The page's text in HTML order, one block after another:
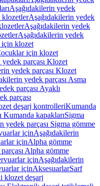
Aşağıdakilerin yedek
Aşağıdakilerin yedek
Aşağıdakilerin yedek
Aşağıdakilerin yedek
klozet
için klozet
parçası Klozet
yedek parçası Klozet
yedek parçası Asma
parçası Ayaklı
parçası
deşarj kontrolleriKumanda
Kumanda kapaklarıSigma
yedek parçası Sigma gömme
içinAşağıdakilerin
içinAlpha gömme
Alpha gömme
içinAşağıdakilerin
içinAksesuarlarSarf
klozet deşarj